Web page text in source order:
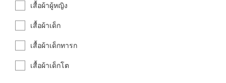
เสื้อผ้าผู้หญิง
เสื้อผ้าเด็ก
เสื้อผ้าเด็กทารก
เสื้อผ้าเด็กโต